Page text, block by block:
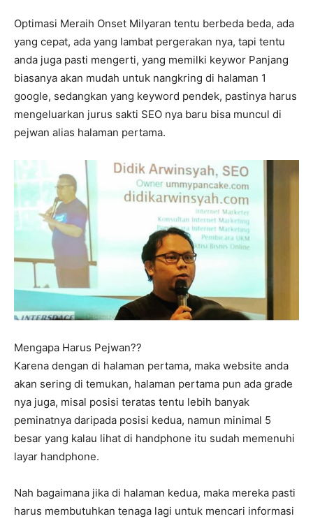
Optimasi Meraih Onset Milyaran tentu berbeda beda, ada
yang cepat, ada yang lambat pergerakan nya, tapi tentu
anda juga pasti mengerti, yang memilki keywor Panjang
biasanya akan mudah untuk nangkring di halaman 1
google, sedangkan yang keyword pendek, pastinya harus
mengeluarkan jurus sakti SEO nya baru bisa muncul di
pejwan alias halaman pertama.
Mengapa Harus Pejwan??
Karena dengan di halaman pertama, maka website anda
akan sering di temukan, halaman pertama pun ada grade
nya juga, misal posisi teratas tentu lebih banyak
peminatnya daripada posisi kedua, namun minimal 5
besar yang kalau lihat di handphone itu sudah memenuhi
layar handphone.
Nah bagaimana jika di halaman kedua, maka mereka pasti
harus membutuhkan tenaga lagi untuk mencari informasi